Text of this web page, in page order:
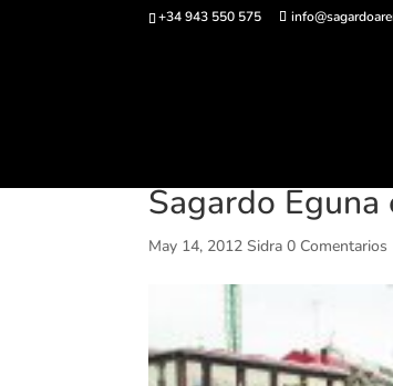
+34 943 550 575
Sagardo
May 14, 2012 Sidra 0 Comentarios